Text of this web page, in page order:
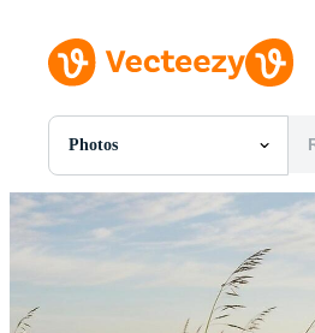
Photos
Toutes Images
Photos
PNGs